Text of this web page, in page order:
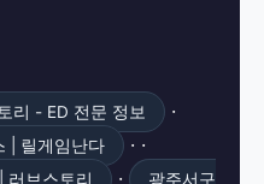
리 - ED 전문 정보 ·
| 릴게임난다 · ·
러브스토리 · 광주서구